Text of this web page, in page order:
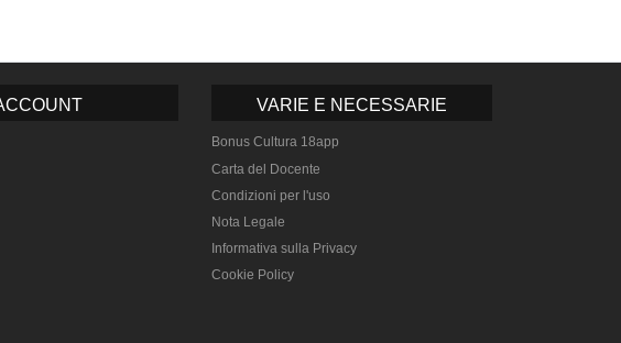
VARIE E NECESSARIE
Bonus Cultura 18app
Carta del Docente
Condizioni per l'uso
Nota Legale
Informativa sulla Privacy
Cookie Policy